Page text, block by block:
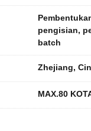
pengisian,
batch
Zhejiang,
MAX.80